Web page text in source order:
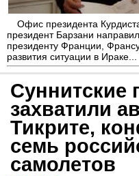
Офис президента
президент Барзани
президенту Франции,
развития ситуации в Ираке...
Суннитские
захватили
Тикрите,
семь
самолетов